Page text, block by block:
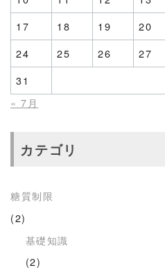
17
18 19 20
24
25 26 27
31
« 7月
カテゴリ
糖質制限
(2)
基礎知識
(2)